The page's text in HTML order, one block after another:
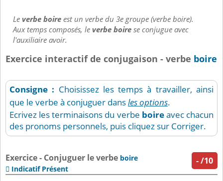
Leverbe boireest un verbe du 3e groupe (verbe boire).
Aux temps composés, leverbe boirese conjugue avec
l'auxiliaire avoir.
Exercice interactif de conjugaison - verbe boire
Consigne : Choisissez les temps à travailler, ainsi
que le verbe à conjuguer dansles options.
Ecrivez les terminaisons du verbe boireavec chacun
des pronoms personnels, puis cliquez sur Corriger.
-/10
Exercice - Conjuguer le verbe boire
 Indicatif Présent